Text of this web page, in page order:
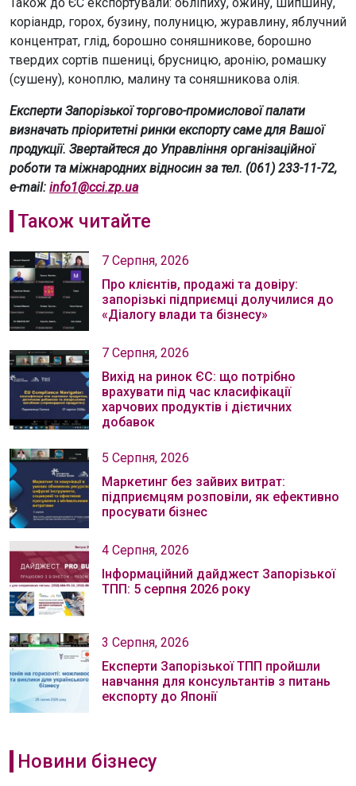
коріандр, горох, бузину, полуницю, журавлину, яблучний
концентрат, глід, борошно соняшникове, борошно
твердих сортів пшениці, брусницю, аронію, ромашку
(сушену), коноплю, малину та соняшникова олія.
Експерти Запорізької торгово-промислової палати
визначать пріоритетні ринки експорту саме для Вашої
продукції. Звертайтеся до Управління організаційної
роботи та міжнародних відносин за тел. (061) 233-11-72,
e-mail: info1@cci.zp.ua
Також читайте
7 Серпня, 2026
Про клієнтів, продажі та довіру:
запорізькі підприємці долучилися до
«Діалогу влади та бізнесу»
7 Серпня, 2026
Вихід на ринок ЄС: що потрібно
врахувати під час класифікації
харчових продуктів і дієтичних
добавок
5 Серпня, 2026
Маркетинг без зайвих витрат:
підприємцям розповіли, як ефективно
просувати бізнес
4 Серпня, 2026
Інформаційний дайджест Запорізької
ТПП: 5 серпня 2026 року
3 Серпня, 2026
Експерти Запорізької ТПП пройшли
навчання для консультантів з питань
експорту до Японії
Новини бізнесу